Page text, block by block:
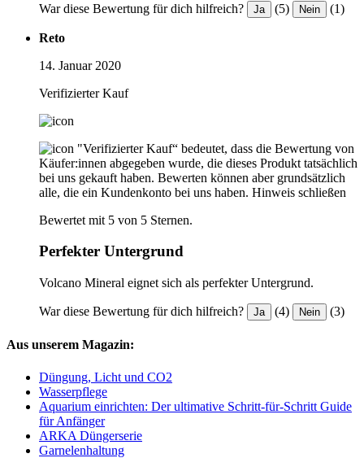
War diese Bewertung für dich hilfreich? Ja (5) Nein (1)
Reto
14. Januar 2020
Verifizierter Kauf
"Verifizierter Kauf“ bedeutet, dass die Bewertung von
Käufer:innen abgegeben wurde, die dieses Produkt tatsächlich
bei uns gekauft haben. Bewerten können aber grundsätzlich
alle, die ein Kundenkonto bei uns haben. Hinweis schließen
Bewertet mit 5 von 5 Sternen.
Perfekter Untergrund
Volcano Mineral eignet sich als perfekter Untergrund.
War diese Bewertung für dich hilfreich? Ja (4) Nein (3)
Aus unserem Magazin:
Düngung, Licht und CO2
Wasserpflege
Aquarium einrichten: Der ultimative Schritt-für-Schritt Guide
für Anfänger
ARKA Düngerserie
Garnelenhaltung